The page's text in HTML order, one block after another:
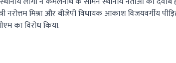
नरोत्तम मिश्रा और बीजेपी विधायक आकाश विजयवर्गीय
का विरोध किया.